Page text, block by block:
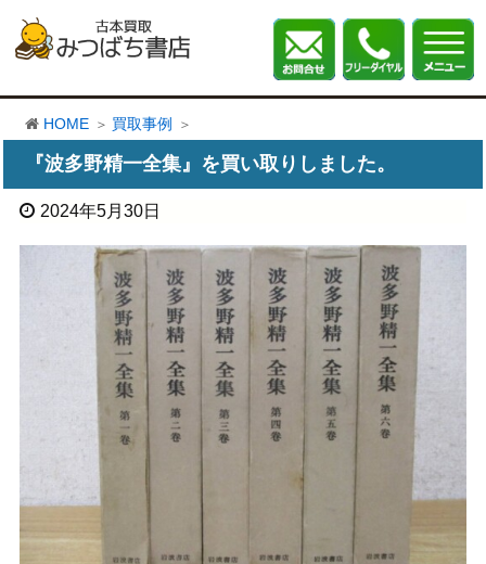
HOME 買取事例
『波多野精一全集』を買い取りしました。
2024年5月30日